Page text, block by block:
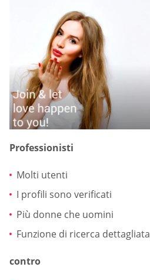
Professionisti
Molti utenti
I profili sono verificati
Più donne che uomini
Funzione di ricerca dettagliata
contro